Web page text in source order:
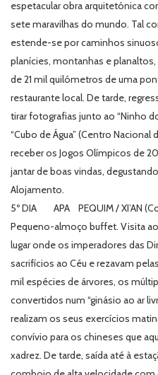
espetacular obra arquitetónica
sete maravilhas do mundo. Tal
estende-se por caminhos
planícies, montanhas e
de 21 mil quilómetros de uma
restaurante local. De tarde,
tirar fotografias junto ao “Ninho
“Cubo de Água” (Centro
receber os Jogos Olímpicos de
jantar de boas vindas,
Alojamento.
5º DIA APA PEQUIM / XI’AN
Pequeno-almoço buffet. Visita
lugar onde os imperadores das
sacrifícios ao Céu e rezavam
mil espécies de árvores, os
convertidos num “ginásio ao ar
realizam os seus exercícios
convívio para os chineses que
xadrez. De tarde, saída até à